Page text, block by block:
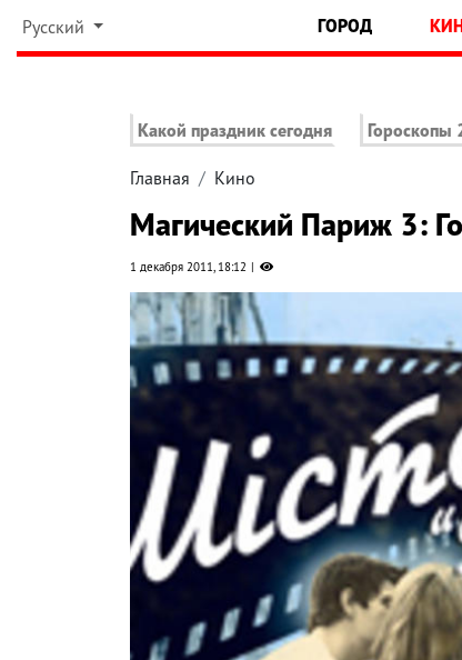
Русский ГОРОД
Какой праздник сегодня Гороскопы
Главная Кино
Магический Париж 3:
1 декабря 2011, 18:12